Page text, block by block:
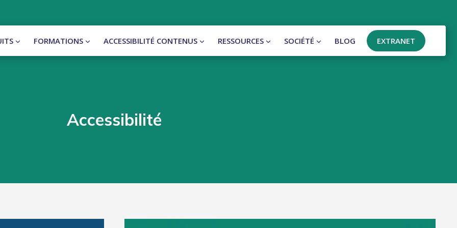
FORMATIONS ACCESSIBILITÉ CONTENUS RESSOURCES SOCIÉTÉ BLOG EXTRANET
Accessibilité